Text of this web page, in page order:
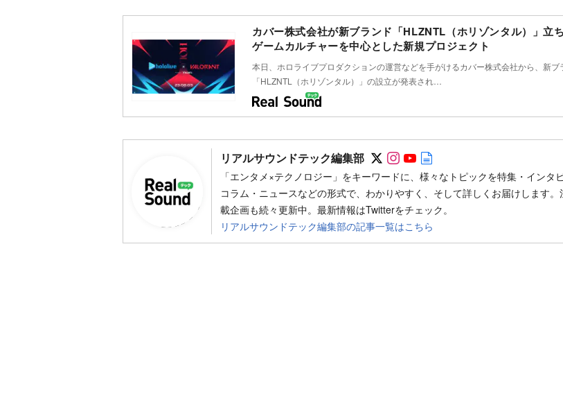
カバー株式会社が新ブランド「HLZNTL（ホリゾンタル）」立
ゲームカルチャーを中心とした新規プロジェクト
本日、ホロライブプロダクションの運営などを手がけるカバー株式会社から、新ブ
「HLZNTL（ホリゾンタル）」の設立が発表され…
リアルサウンドテック編集部 Follow on SNS
Follow on SNS
Follow on SNS
「エンタメ×テクノロジー」をキーワードに、様々なトピックを特集・インタ
コラム・ニュースなどの形式で、わかりやすく、そして詳しくお届けします。
載企画も続々更新中。最新情報はTwitterをチェック。
リアルサウンドテック編集部の記事一覧はこちら